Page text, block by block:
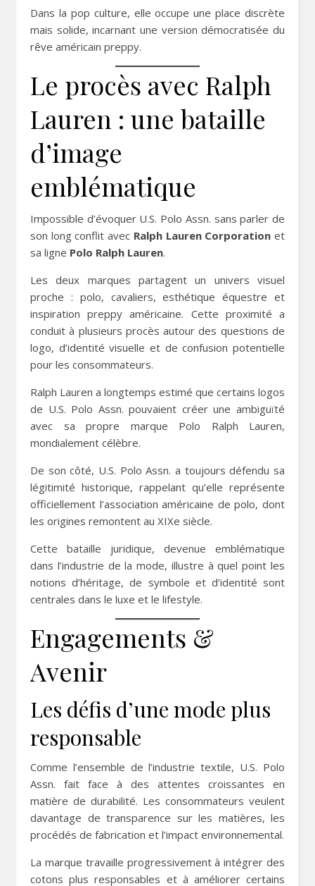
Dans la pop culture, elle occupe une place discrète
mais solide, incarnant une version démocratisée du
rêve américain preppy.
Le procès avec Ralph
Lauren : une bataille
d’image
emblématique
Impossible d’évoquer U.S. Polo Assn. sans parler de
son long conflit avec Ralph Lauren Corporation et
sa ligne Polo Ralph Lauren.
Les deux marques partagent un univers visuel
proche : polo, cavaliers, esthétique équestre et
inspiration preppy américaine. Cette proximité a
conduit à plusieurs procès autour des questions de
logo, d’identité visuelle et de confusion potentielle
pour les consommateurs.
Ralph Lauren a longtemps estimé que certains logos
de U.S. Polo Assn. pouvaient créer une ambiguïté
avec sa propre marque Polo Ralph Lauren,
mondialement célèbre.
De son côté, U.S. Polo Assn. a toujours défendu sa
légitimité historique, rappelant qu’elle représente
officiellement l’association américaine de polo, dont
les origines remontent au XIXe siècle.
Cette bataille juridique, devenue emblématique
dans l’industrie de la mode, illustre à quel point les
notions d’héritage, de symbole et d’identité sont
centrales dans le luxe et le lifestyle.
Engagements &
Avenir
Les défis d’une mode plus
responsable
Comme l’ensemble de l’industrie textile, U.S. Polo
Assn. fait face à des attentes croissantes en
matière de durabilité. Les consommateurs veulent
davantage de transparence sur les matières, les
procédés de fabrication et l’impact environnemental.
La marque travaille progressivement à intégrer des
cotons plus responsables et à améliorer certains